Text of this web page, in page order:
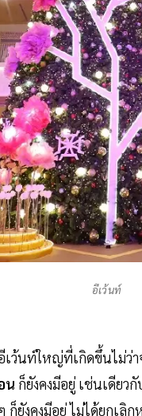
อีเว้นท์
เว้นท์ใหญ่ที่เกิดขึ้นไม่ว่
น ก็ยังคงมีอยู่ เช่นเดีย
ก็ยังคงมีอยู่ ไม่ได้ยกเ